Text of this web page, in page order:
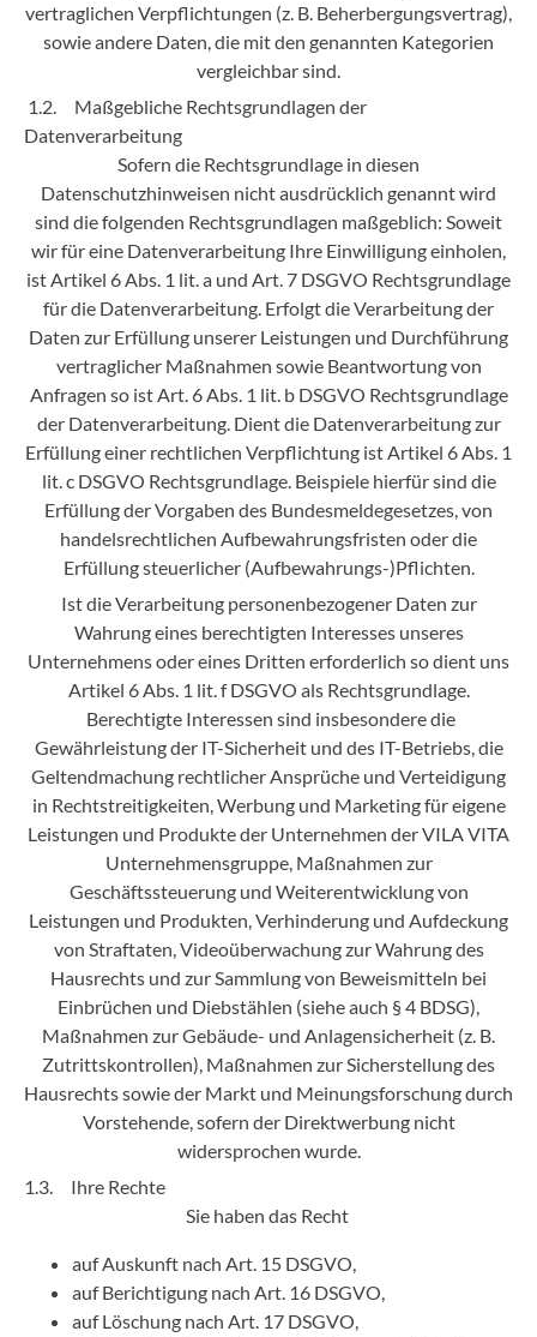
vertraglichen Verpflichtungen (z. B. Beherbergungsvertrag),
sowie andere Daten, die mit den genannten Kategorien
vergleichbar sind.
1.2. Maßgebliche Rechtsgrundlagen der
Datenverarbeitung
Sofern die Rechtsgrundlage in diesen
Datenschutzhinweisen nicht ausdrücklich genannt wird
sind die folgenden Rechtsgrundlagen maßgeblich: Soweit
wir für eine Datenverarbeitung Ihre Einwilligung einholen,
ist Artikel 6 Abs. 1 lit. a und Art. 7 DSGVO Rechtsgrundlage
für die Datenverarbeitung. Erfolgt die Verarbeitung der
Daten zur Erfüllung unserer Leistungen und Durchführung
vertraglicher Maßnahmen sowie Beantwortung von
Anfragen so ist Art. 6 Abs. 1 lit. b DSGVO Rechtsgrundlage
der Datenverarbeitung. Dient die Datenverarbeitung zur
Erfüllung einer rechtlichen Verpflichtung ist Artikel 6 Abs. 1
lit. c DSGVO Rechtsgrundlage. Beispiele hierfür sind die
Erfüllung der Vorgaben des Bundesmeldegesetzes, von
handelsrechtlichen Aufbewahrungsfristen oder die
Erfüllung steuerlicher (Aufbewahrungs-)Pflichten.
Ist die Verarbeitung personenbezogener Daten zur
Wahrung eines berechtigten Interesses unseres
Unternehmens oder eines Dritten erforderlich so dient uns
Artikel 6 Abs. 1 lit. f DSGVO als Rechtsgrundlage.
Berechtigte Interessen sind insbesondere die
Gewährleistung der IT-Sicherheit und des IT-Betriebs, die
Geltendmachung rechtlicher Ansprüche und Verteidigung
in Rechtstreitigkeiten, Werbung und Marketing für eigene
Leistungen und Produkte der Unternehmen der VILA VITA
Unternehmensgruppe, Maßnahmen zur
Geschäftssteuerung und Weiterentwicklung von
Leistungen und Produkten, Verhinderung und Aufdeckung
von Straftaten, Videoüberwachung zur Wahrung des
Hausrechts und zur Sammlung von Beweismitteln bei
Einbrüchen und Diebstählen (siehe auch § 4 BDSG),
Maßnahmen zur Gebäude- und Anlagensicherheit (z. B.
Zutrittskontrollen), Maßnahmen zur Sicherstellung des
Hausrechts sowie der Markt und Meinungsforschung durch
Vorstehende, sofern der Direktwerbung nicht
widersprochen wurde.
1.3. Ihre Rechte
Sie haben das Recht
auf Auskunft nach Art. 15 DSGVO,
auf Berichtigung nach Art. 16 DSGVO,
auf Löschung nach Art. 17 DSGVO,